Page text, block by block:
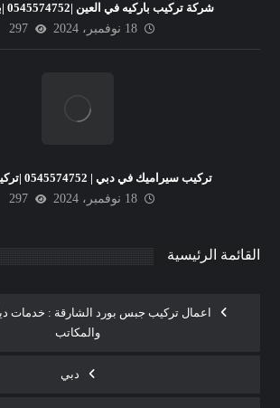
شركة تركيب باركيه في العين |0545574752 |باركيه رمادي
18 نوفمبر، 2024
297
تركيب سيراميك في دبي | 0545574752 |تركيب بورسلين
18 نوفمبر، 2024
297
القائمة الرئيسية
اعمال تركيب جبس بورد الشارقة : خدمات
والمكاتب
دبي